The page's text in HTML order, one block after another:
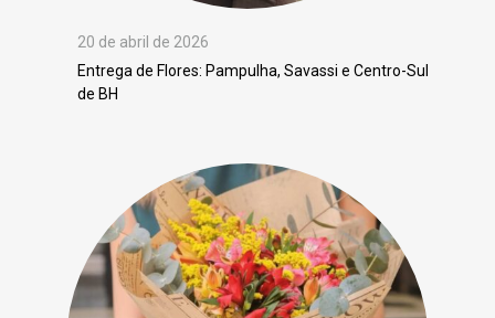
20 de abril de 2026
Entrega de Flores: Pampulha, Savassi e Centro-Sul
de BH